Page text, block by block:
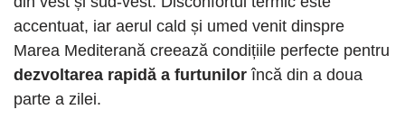
accentuat, iar aerul cald și umed venit dinspre
Marea Mediterană creează condițiile perfecte pentru
dezvoltarea rapidă a furtunilor încă din a doua
parte a zilei.